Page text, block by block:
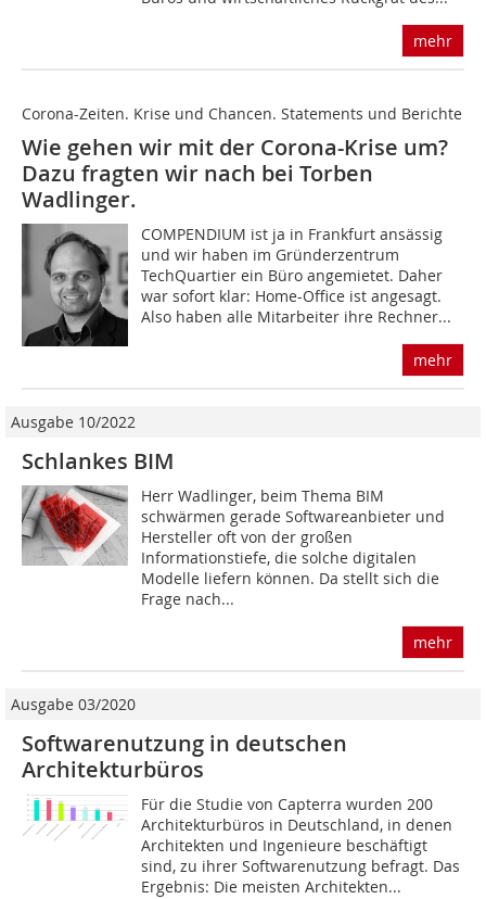
mehr
Corona-Zeiten. Krise und Chancen. Statements und Berichte
Wie gehen wir mit der Corona-Krise um?
Dazu fragten wir nach bei Torben
Wadlinger.
COMPENDIUM ist ja in Frankfurt ansässig
und wir haben im Gründerzentrum
TechQuartier ein Büro angemietet. Daher
war sofort klar: Home-Office ist angesagt.
Also haben alle Mitarbeiter ihre Rechner...
mehr
Ausgabe 10/2022
Schlankes BIM
Herr Wadlinger, beim Thema BIM
schwärmen gerade Softwareanbieter und
Hersteller oft von der großen
Informationstiefe, die solche digitalen
Modelle liefern können. Da stellt sich die
Frage nach...
mehr
Ausgabe 03/2020
Softwarenutzung in deutschen
Architekturbüros
Für die Studie von Capterra wurden 200
Architekturbüros in Deutschland, in denen
Architekten und Ingenieure beschäftigt
sind, zu ihrer Softwarenutzung befragt. Das
Ergebnis: Die meisten Architekten...